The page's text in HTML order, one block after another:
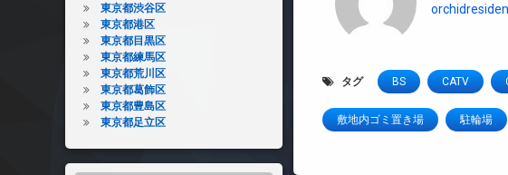
タグ BS CATV
敷地内ゴミ置き場 駐輪場
東京都渋谷区
東京都港区
東京都目黒区
東京都練馬区
東京都荒川区
東京都葛飾区
東京都豊島区
東京都足立区